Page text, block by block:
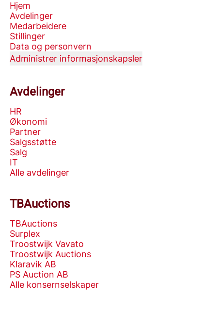
Hjem
Avdelinger
Medarbeidere
Stillinger
Data og personvern
Administrer informasjonskapsler
Avdelinger
HR
Økonomi
Partner
Salgsstøtte
Salg
IT
Alle avdelinger
TBAuctions
TBAuctions
Surplex
Troostwijk Vavato
Troostwijk Auctions
Klaravik AB
PS Auction AB
Alle konsernselskaper